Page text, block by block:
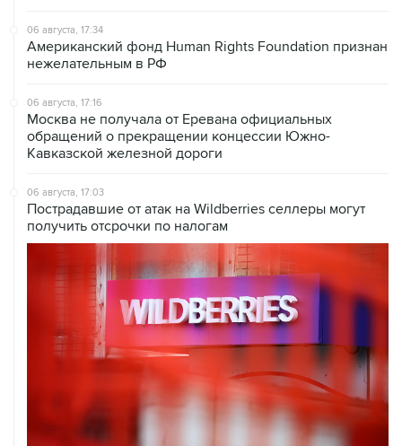
06 августа, 17:34
Американский фонд Human Rights Foundation признан
нежелательным в РФ
06 августа, 17:16
Москва не получала от Еревана официальных
обращений о прекращении концессии Южно-
Кавказской железной дороги
06 августа, 17:03
Пострадавшие от атак на Wildberries селлеры могут
получить отсрочки по налогам